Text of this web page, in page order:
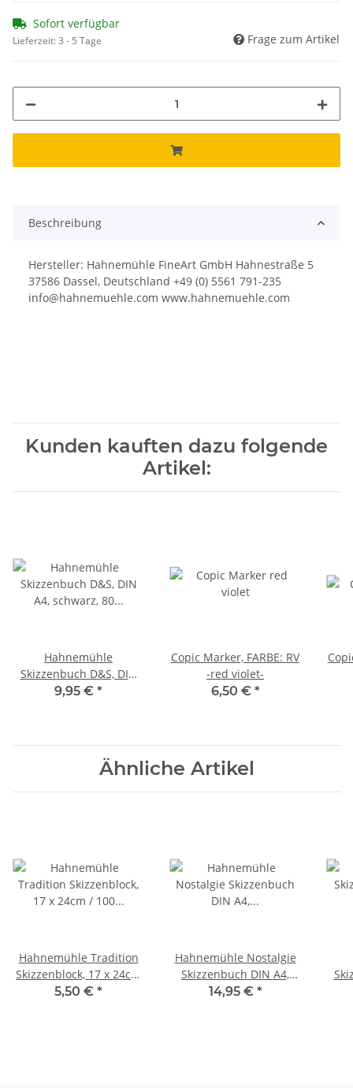
Sofort verfügbar
Lieferzeit:3 - 5 Tage Frage zum Artikel
Beschreibung
Hersteller: Hahnemühle FineArt GmbH Hahnestraße 5
37586 Dassel, Deutschland +49 (0) 5561 791-235
info@hahnemuehle.com www.hahnemuehle.com
Kunden kauften dazu folgende
Artikel:
Hahnemühle
Skizzenbuch D&S, DIN
A4, schwarz, 80 Blatt,
9,95 € *
Copic Marker, FARBE: RV
-red violet-
6,50 € *
Ähnliche Artikel
Hahnemühle Tradition
Skizzenblock, 17 x 24cm
/ 100 g/m² / 50 Blatt
5,50 € *
Hahnemühle Nostalgie
Skizzenbuch DIN A4,
Landschaftsformat, 190
14,95 € *